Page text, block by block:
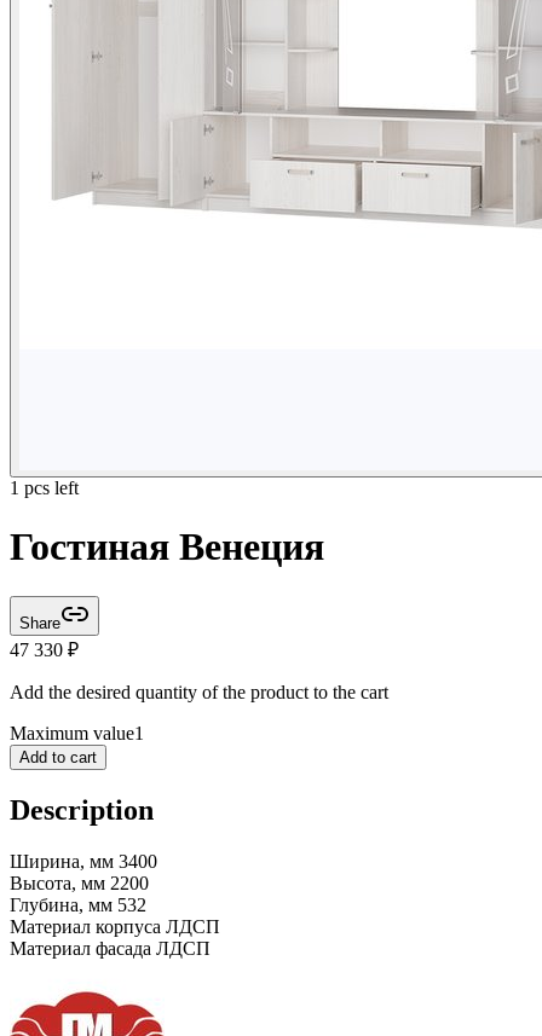
1 pcs left
Гостиная Венеция
Share
47 330 ₽
Add the desired quantity of the product to the cart
Maximum value1
Add to cart
Description
Ширина, мм 3400
Высота, мм 2200
Глубина, мм 532
Материал корпуса ЛДСП
Материал фасада ЛДСП